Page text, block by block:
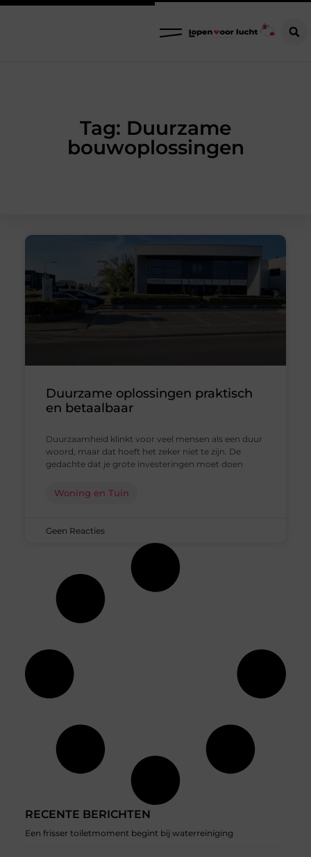
Tag: Duurzame
bouwoplossingen
RECENTE BERICHTEN
Een frisser toiletmoment begint bij waterreiniging
Duurzame oplossingen praktisch
en betaalbaar
Duurzaamheid klinkt voor veel mensen als een duur
woord, maar dat hoeft het zeker niet te zijn. De
gedachte dat je grote investeringen moet doen
Woning en Tuin
Geen Reacties